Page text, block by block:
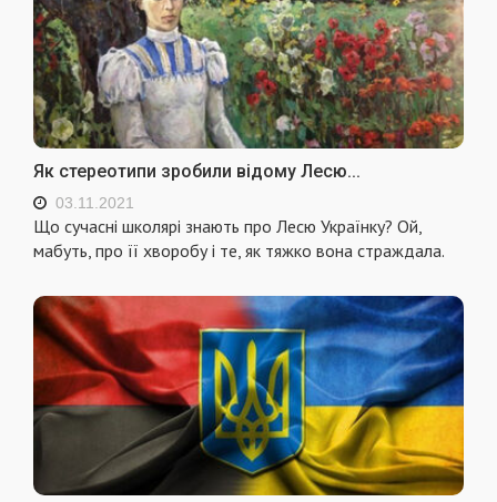
Як стереотипи зробили відому Лесю...
03.11.2021
Що сучасні школярі знають про Лесю Українку? Ой,
мабуть, про її хворобу і те, як тяжко вона страждала.